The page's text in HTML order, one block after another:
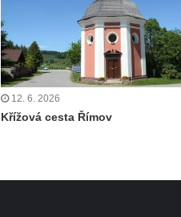
12. 6. 2026
Křížová cesta Římov